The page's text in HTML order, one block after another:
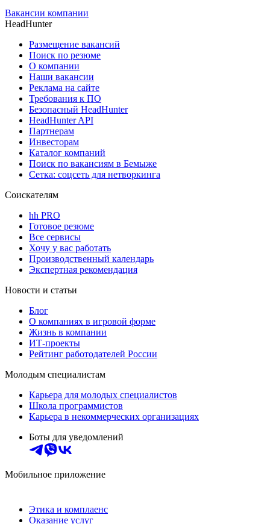
Вакансии компании
HeadHunter
Размещение вакансий
Поиск по резюме
О компании
Наши вакансии
Реклама на сайте
Требования к ПО
Безопасный HeadHunter
HeadHunter API
Партнерам
Инвесторам
Каталог компаний
Поиск по вакансиям в Бемыже
Сетка: соцсеть для нетворкинга
Соискателям
hh PRO
Готовое резюме
Все сервисы
Хочу у вас работать
Производственный календарь
Экспертная рекомендация
Новости и статьи
Блог
О компаниях в игровой форме
Жизнь в компании
ИТ-проекты
Рейтинг работодателей России
Молодым специалистам
Карьера для молодых специалистов
Школа программистов
Карьера в некоммерческих организациях
Боты для уведомлений
Мобильное приложение
Этика и комплаенс
Оказание услуг